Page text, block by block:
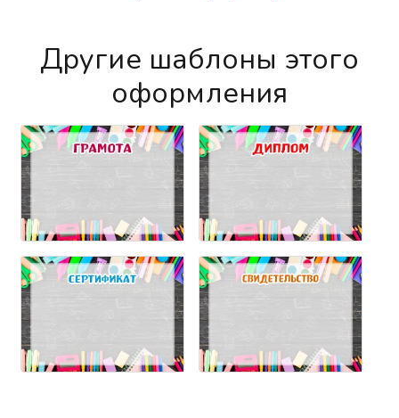
Другие шаблоны этого
оформления